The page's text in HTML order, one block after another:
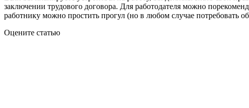
заключении трудового договора. Для работодателя можно
работнику можно простить прогул (но в любом случае потребовать
Оцените статью